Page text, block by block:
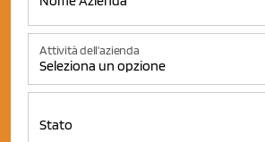
Attività dell'azienda